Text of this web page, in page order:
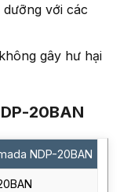
với các
gây hư hại
20BAN
NDP-20BAN